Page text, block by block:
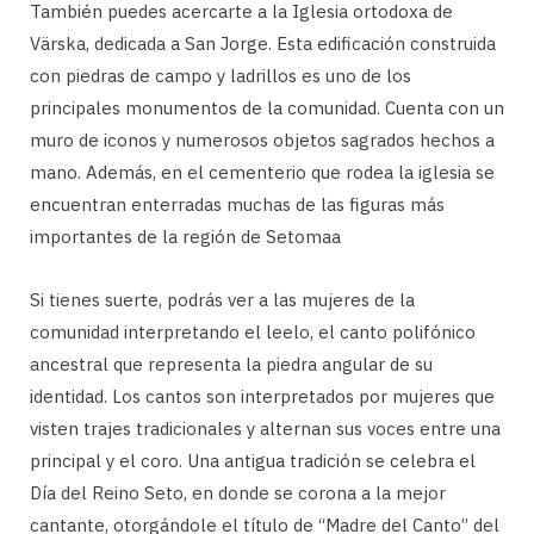
También puedes acercarte a la Iglesia ortodoxa de
Värska, dedicada a San Jorge. Esta edificación construida
con piedras de campo y ladrillos es uno de los
principales monumentos de la comunidad. Cuenta con un
muro de iconos y numerosos objetos sagrados hechos a
mano. Además, en el cementerio que rodea la iglesia se
encuentran enterradas muchas de las figuras más
importantes de la región de Setomaa
Si tienes suerte, podrás ver a las mujeres de la
comunidad interpretando el leelo, el canto polifónico
ancestral que representa la piedra angular de su
identidad. Los cantos son interpretados por mujeres que
visten trajes tradicionales y alternan sus voces entre una
principal y el coro. Una antigua tradición se celebra el
Día del Reino Seto, en donde se corona a la mejor
cantante, otorgándole el título de “Madre del Canto” del